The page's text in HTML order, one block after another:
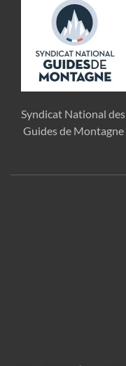
Syndicat National des
Guides de Montagne